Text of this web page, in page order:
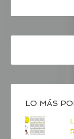
LO MÁS